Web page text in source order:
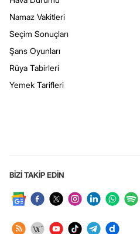
Namaz Vakitleri
Seçim Sonuçları
Şans Oyunları
Rüya Tabirleri
Yemek Tarifleri
BİZİ TAKİP EDİN